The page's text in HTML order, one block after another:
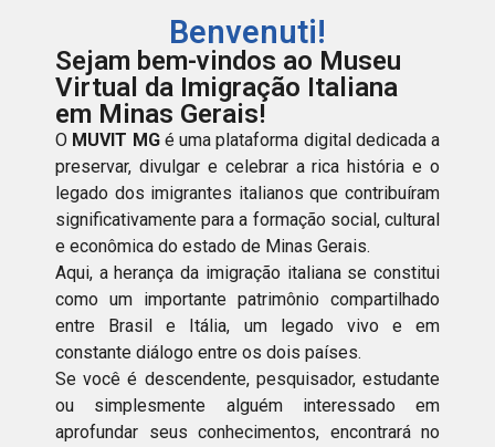
Benvenuti!
Sejam bem-vindos ao Museu
Virtual da Imigração Italiana
em Minas Gerais!
O MUVIT MGé uma plataforma digital dedicada a
preservar, divulgar e celebrar a rica história e o
legado dos imigrantes italianos que contribuíram
significativamente para a formação social, cultural
e econômica do estado de Minas Gerais.
Aqui, a herança da imigração italiana se constitui
como um importante patrimônio compartilhado
entre Brasil e Itália, um legado vivo e em
constante diálogo entre os dois países.
Se você é descendente, pesquisador, estudante
ou simplesmente alguém interessado em
aprofundar seus conhecimentos, encontrará no